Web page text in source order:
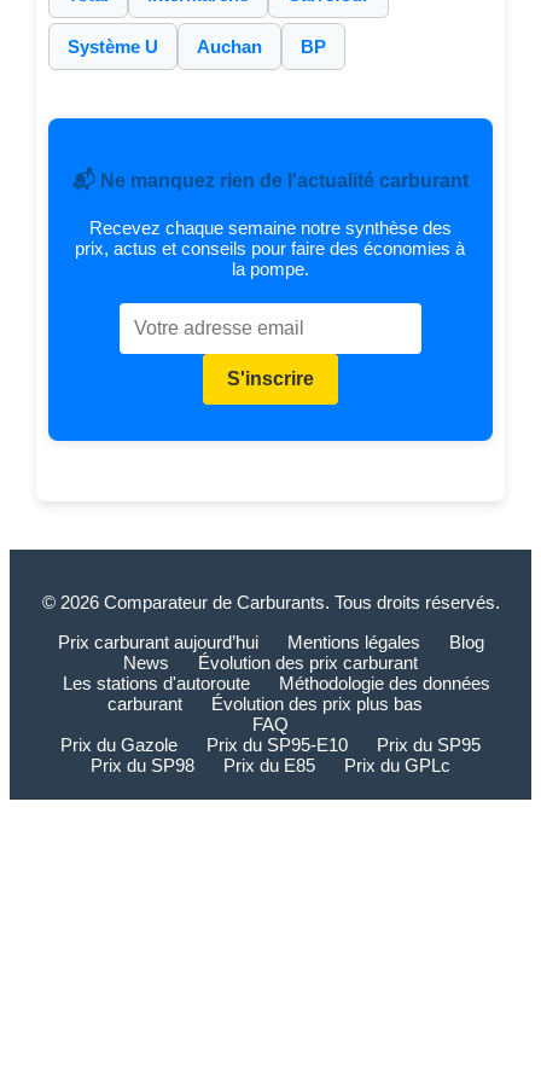
Système U Auchan BP
📬 Ne manquez rien de l'actualité carburant
Recevez chaque semaine notre synthèse des
prix, actus et conseils pour faire des économies à
la pompe.
S'inscrire
© 2026 Comparateur de Carburants. Tous droits réservés.
Prix carburant aujourd’hui
Mentions légales
Blog
News
Évolution des prix carburant
Les stations d'autoroute
Méthodologie des données
carburant
Évolution des prix plus bas
FAQ
Prix du Gazole
Prix du SP95-E10
Prix du SP95
Prix du SP98
Prix du E85 Prix du GPLc